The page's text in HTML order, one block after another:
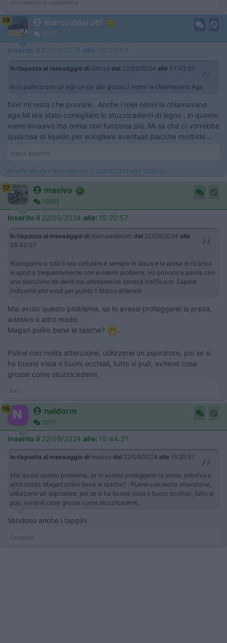
che nemmeno comprende
19 marcoalderotti
9507
Inserito il 22/09/2024 alle: 15:20:04
In risposta al messaggio di Grinza del 22/09/2024 alle 07:43:55
Io lo pulisco con un ago un po’ più grosso, i nonni la chiamavano Aga
Non mi resta che provare. Anche i miei nonni la chiamavano
aga.Mi era stato consigliato lo stuzzicadenti di legno , in quanto
meno invasivo ma ormai non funziona più. Mi sa che ci vorrebbe
qualcosa di liquido per sciogliere eventuali placche morbide...
Marco alderotti
Modificato da marcoalderotti il 22/09/2024 alle 15:20:50
17 masivo
15682
Inserito il 22/09/2024 alle: 15:20:57
In risposta al messaggio di marcoalderotti del 22/09/2024 alle
05:40:07
Buongiorno a tutti Il mio cellulare è sempre in tasca e la presa di ricarica
si sporca frequentemente con evidenti problemi. Ho provato a pulirla con
uno stecchino da denti ma ultimamente sembra inefficace. Sapete
indicarmi altri modi per pulirla ? Marco alderotti
Mai avuto questo problema, se lo avessi proteggerei la presa,
adesivo o altro modo.
Magari pulire bene le tasche?
.
Pulirei con molta attenzione, utilizzerei un aspiratore, poi se si
ha buona vista o buoni occhiali, tutto si può, eviterei cose
grosse come stuzzicadenti.
Ivo
16 naldorm
1077
Inserito il 22/09/2024 alle: 15:44:31
In risposta al messaggio di masivo del 22/09/2024 alle 15:20:57
Mai avuto questo problema, se lo avessi proteggerei la presa, adesivo o
altro modo. Magari pulire bene le tasche? . Pulirei con molta attenzione,
utilizzerei un aspiratore, poi se si ha buona vista o buoni occhiali, tutto si
può, eviterei cose grosse come stuzzicadenti.
Vendono anche i tappini.
Fernando